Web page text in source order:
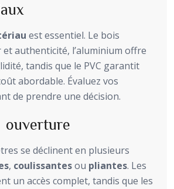
est essentiel. Le bois
authenticité, l’aluminium offre
tandis que le PVC garantit
abordable. Évaluez vos
de prendre une décision.
se déclinent en plusieurs
, coulissantesou pliantes. Les
un accès complet, tandis que les